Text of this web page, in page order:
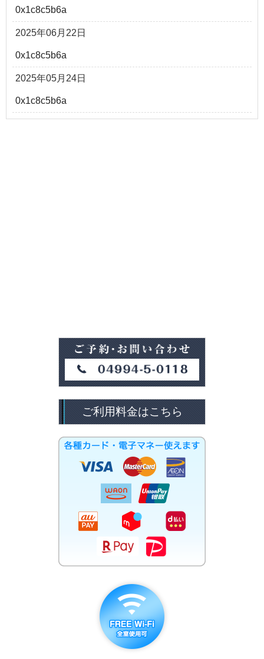
0x1c8c5b6a
2025年06月22日
0x1c8c5b6a
2025年05月24日
0x1c8c5b6a
ご利用料金はこちら